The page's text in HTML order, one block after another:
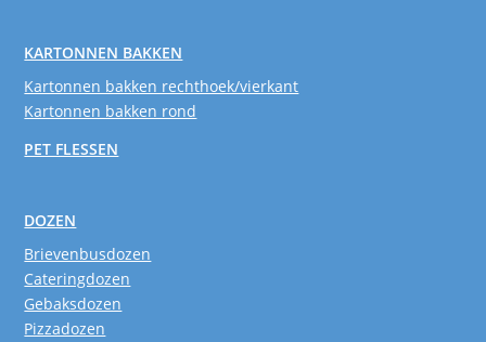
KARTONNEN BAKKEN
Kartonnen bakken rechthoek/vierkant
Kartonnen bakken rond
PET FLESSEN
DOZEN
Brievenbusdozen
Cateringdozen
Gebaksdozen
Pizzadozen